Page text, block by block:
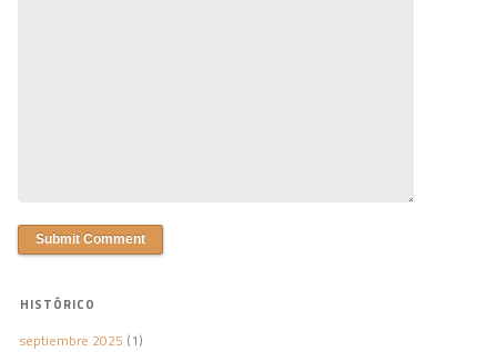
HISTÓRICO
septiembre 2025 (1)